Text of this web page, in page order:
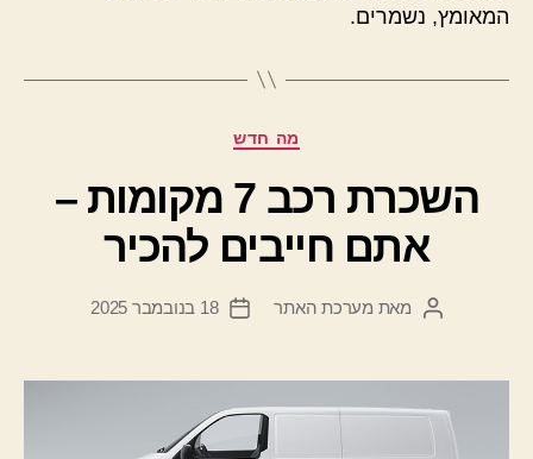
המאומץ, נשמרים.
קטגוריותמה חדש
השכרת רכב 7 מקומות –
אתם חייבים להכיר
המחבר
מאת מערכת האתר
תאריך
18 בנובמבר 2025